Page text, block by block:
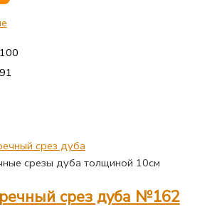
100
91
срезы дуба толщиной 10см
срез дуба №162